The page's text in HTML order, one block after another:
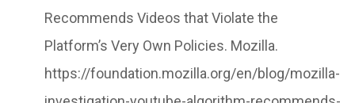
Recommends Videos that Violate the
Platform’s Very Own Policies. Mozilla.
https://foundation.mozilla.org/en/blog/mozilla-